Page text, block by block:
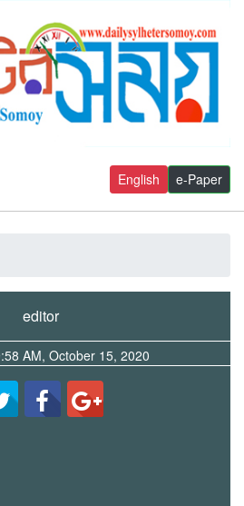
e-Paper
English
editor
AM, October 15, 2020